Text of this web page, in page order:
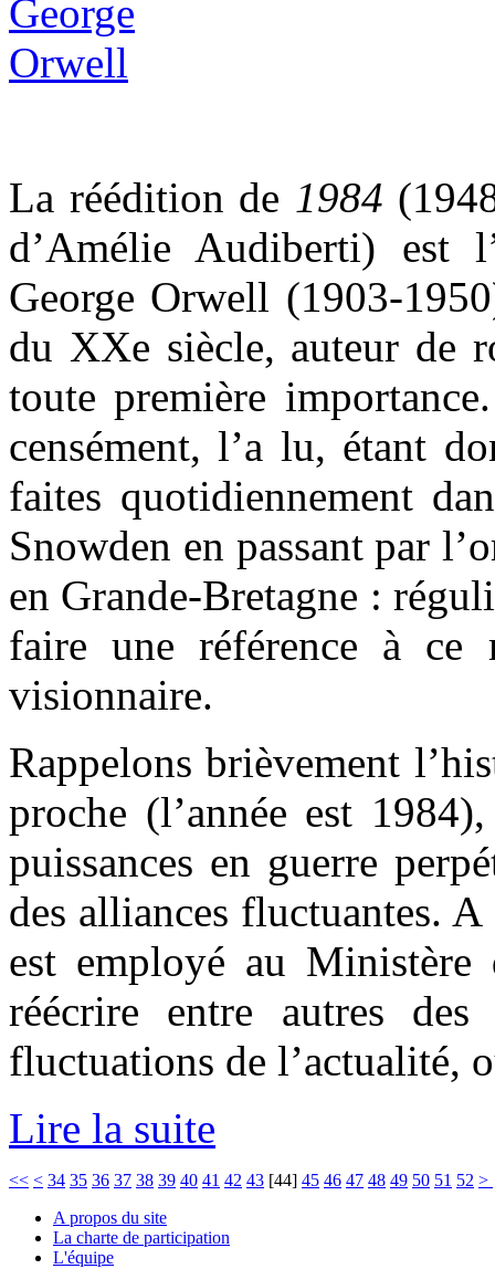
La réédition de 1984
d’Amélie Audiberti) est
George Orwell (1903-
du XXe siècle, auteur de
toute première
censément, l’a lu, étant
faites quotidiennement
Snowden en passant par
en Grande-Bretagne :
faire une référence à ce
visionnaire.
Rappelons brièvement
proche (l’année est
puissances en guerre
des alliances fluctuantes.
est employé au
réécrire entre autres
fluctuations de l’actualité,
Lire la suite
<< < 34 35 36 37 38 39 40 41 42 43 [44] 45 46 47 48 49 50 51 52 >
A propos du site
La charte de participation
L'équipe